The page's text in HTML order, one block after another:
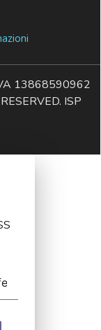
13868590962
ISP